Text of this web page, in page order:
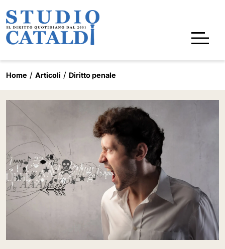
Home Articoli Diritto penale